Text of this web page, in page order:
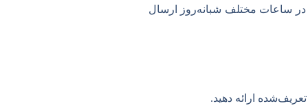
در ساعات مختلف شبانه‌روز ارسال
ارائه دهید.